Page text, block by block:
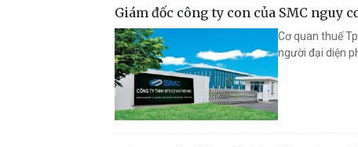
Giám đốc công ty con của SMC nguy
Cơ quan thuế
người đại diện